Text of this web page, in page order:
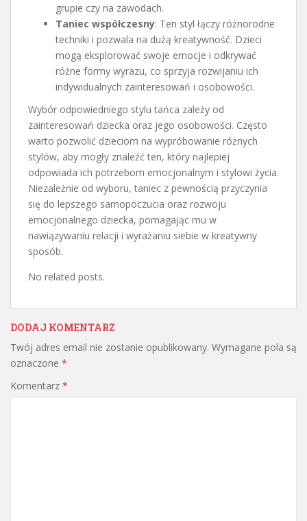
grupie czy na zawodach.
Taniec współczesny: Ten styl łączy różnorodne
techniki i pozwala na dużą kreatywność. Dzieci
mogą eksplorować swoje emocje i odkrywać
różne formy wyrazu, co sprzyja rozwijaniu ich
indywidualnych zainteresowań i osobowości.
Wybór odpowiedniego stylu tańca zależy od
zainteresowań dziecka oraz jego osobowości. Często
warto pozwolić dzieciom na wypróbowanie różnych
stylów, aby mogły znaleźć ten, który najlepiej
odpowiada ich potrzebom emocjonalnym i stylowi życia.
Niezależnie od wyboru, taniec z pewnością przyczynia
się do lepszego samopoczucia oraz rozwoju
emocjonalnego dziecka, pomagając mu w
nawiązywaniu relacji i wyrażaniu siebie w kreatywny
sposób.
No related posts.
DODAJ KOMENTARZ
Twój adres email nie zostanie opublikowany. Wymagane pola są
oznaczone *
Komentarz *